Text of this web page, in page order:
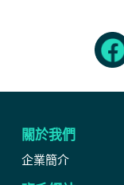
關於我們
企業簡介